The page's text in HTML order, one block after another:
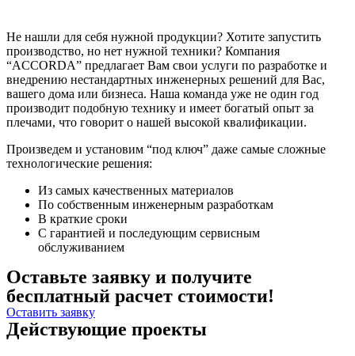
Не нашли для себя нужной продукции? Хотите запустить
производство, но нет нужной техники? Компания
“ACCORDA” предлагает Вам свои услуги по разработке и
внедрению нестандартных инженерных решений для Вас,
вашего дома или бизнеса. Наша команда уже не один год
производит подобную технику и имеет богатый опыт за
плечами, что говорит о нашей высокой квалификации.
Произведем и установим “под ключ” даже самые сложные
технологические решения:
Из самых качественных материалов
По собственным инженерным разработкам
В краткие сроки
С гарантией и последующим сервисным
обслуживанием
Оставьте заявку и получите
бесплатный расчет стоимости!
Оставить заявку
Действующие проекты